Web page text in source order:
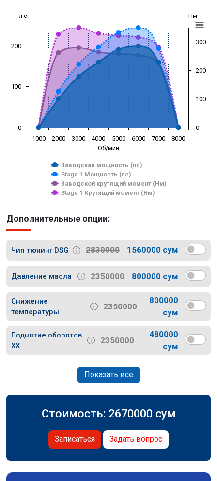
Об/мин
л.с. Нм
Заводская мощность (лс)
Stage 1 Мощность (лс)
Заводской крутящий момент (Нм)
Stage 1 Крутящий момент (Нм)
1000 2000 3000 4000 5000 6000 7000 8000
0
100
200
0
100
200
300
Дополнительные опции:
Чип тюнинг DSG 2830000 1560000 сум
Давление масла 2350000 800000 сум
Снижение
температуры
2350000
800000
сум
Поднятие оборотов
ХХ
2350000
480000
сум
Показать все
Стоимость: 2670000 сум
Записаться Задать вопрос